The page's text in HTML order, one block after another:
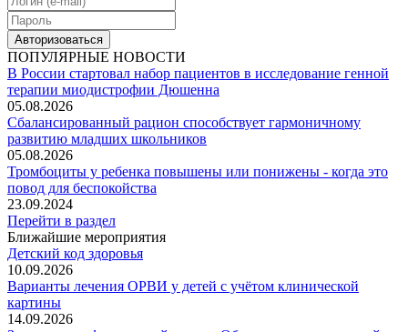
Авторизоваться
ПОПУЛЯРНЫЕ НОВОСТИ
В России стартовал набор пациентов в исследование генной
терапии миодистрофии Дюшенна
05.08.2026
Сбалансированный рацион способствует гармоничному
развитию младших школьников
05.08.2026
Тромбоциты у ребенка повышены или понижены - когда это
повод для беспокойства
23.09.2024
Перейти в раздел
Ближайшие мероприятия
Детский код здоровья
10.09.2026
Варианты лечения ОРВИ у детей с учётом клинической
картины
14.09.2026